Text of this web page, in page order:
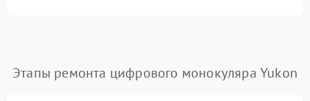
Этапы ремонта цифрового монокуляра Yukon